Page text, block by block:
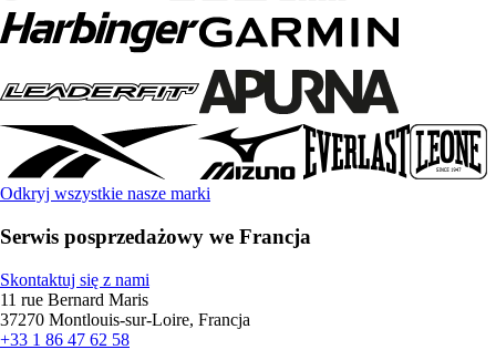
Odkryj wszystkie nasze marki
Serwis posprzedażowy we Francja
Skontaktuj się z nami
11 rue Bernard Maris
37270 Montlouis-sur-Loire, Francja
+33 1 86 47 62 58